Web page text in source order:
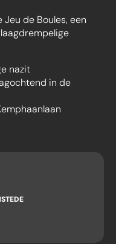
Jeu de Boules, een
nazit
in de